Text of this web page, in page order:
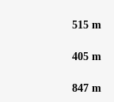
515 m
405 m
847 m